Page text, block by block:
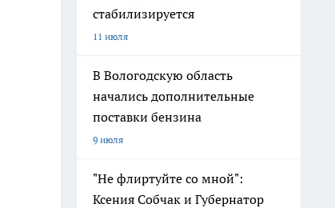
стабилизируется
11 июля
В Вологодскую область
начались дополнительные
поставки бензина
9 июля
"Не флиртуйте со мной":
Ксения Собчак и Губернатор